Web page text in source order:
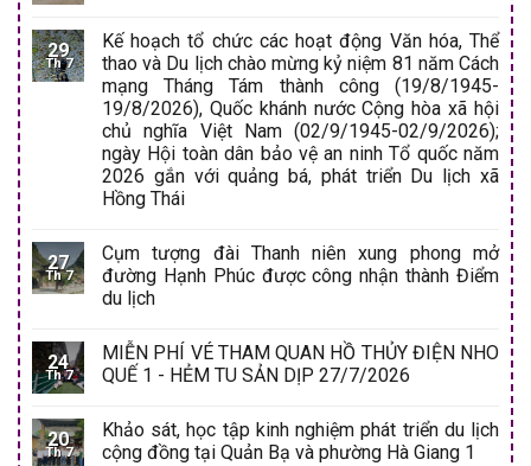
29
Th 7
Kế hoạch tổ chức các hoạt động Văn hóa, Thể
thao và Du lịch chào mừng kỷ niệm 81 năm Cách
mạng Tháng Tám thành công (19/8/1945-
19/8/2026), Quốc khánh nước Cộng hòa xã hội
chủ nghĩa Việt Nam (02/9/1945-02/9/2026);
ngày Hội toàn dân bảo vệ an ninh Tổ quốc năm
2026 gắn với quảng bá, phát triển Du lịch xã
Hồng Thái
27
Th 7
Cụm tượng đài Thanh niên xung phong mở
đường Hạnh Phúc được công nhận thành Điểm
du lịch
24
Th 7
MIỄN PHÍ VÉ THAM QUAN HỒ THỦY ĐIỆN NHO
QUẾ 1 - HẺM TU SẢN DỊP 27/7/2026
20
Th 7
Khảo sát, học tập kinh nghiệm phát triển du lịch
cộng đồng tại Quản Bạ và phường Hà Giang 1